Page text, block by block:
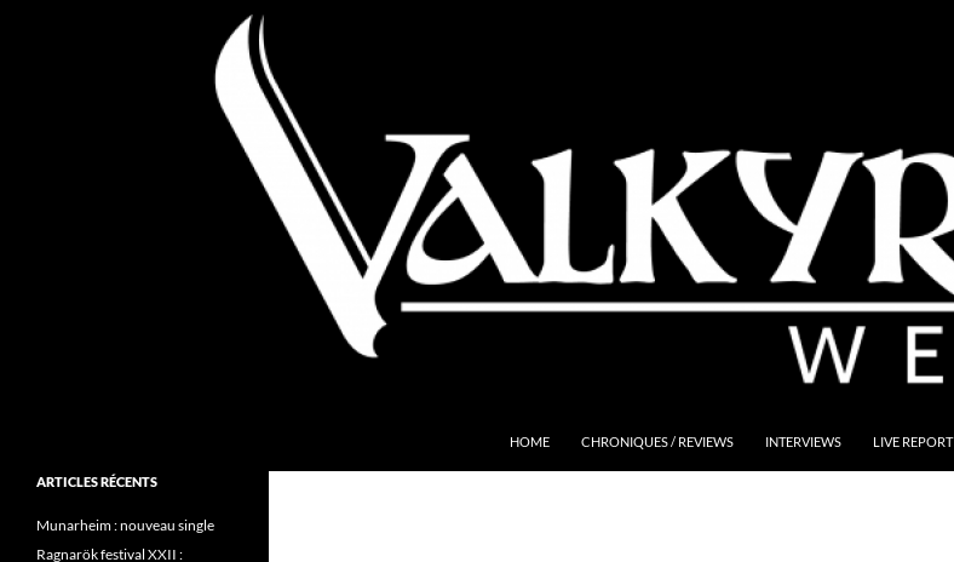
HOME CHRONIQUES / REVIEWS INTERVIEWS LIVE REPORT
Folk Pagan Webzine
ARTICLES RÉCENTS
Munarheim : nouveau single
Ragnarök festival XXII :